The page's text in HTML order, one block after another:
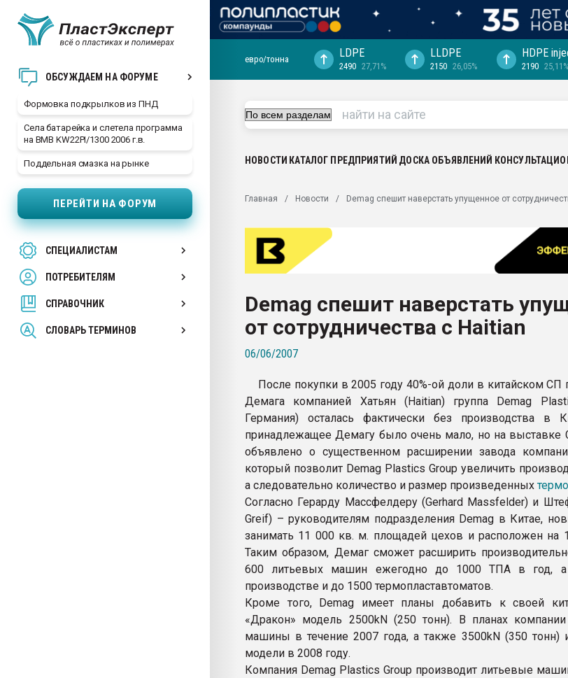
ОБСУЖДАЕМ НА ФОРУМЕ
Формовка подкрылков из ПНД
Села батарейка и слетела программа
на BMB KW22PI/1300 2006 г.в.
Поддельная смазка на рынке
ПЕРЕЙТИ НА ФОРУМ
СПЕЦИАЛИСТАМ
ПОТРЕБИТЕЛЯМ
СПРАВОЧНИК
СЛОВАРЬ ТЕРМИНОВ
29.07.2026 ФРП помог "Ижевскому
Вакуум-формовочные машины:
28.07.2026 Автоматизация выходит на
первый план в переработке
пластмасс
ситуацией на строительном рынке
Всё, что касается выдува ПЭТ
бутылок
ПЕРЕЙТИ НА ФОРУМ
евро/тонна LDPE
2490 27,71%
LLDPE
2150 26,05%
HDPE
2190 25,11%
НОВОСТИ КАТАЛОГ ПРЕДПРИЯТИЙ ДОСКА ОБЪЯВЛЕНИЙ
Главная Новости Demag спешит наверстать упущенное от
Demag спешит наверстать
от сотрудничества с Haitian
06/06/2007
После покупки в 2005 году 40%-ой доли в китайском
Демага компанией Хатьян (Haitian) группа Demag
Германия) осталась фактически без производства в
принадлежащее Демагу было очень мало, но на выставке
объявлено о существенном расширении завода
который позволит Demag Plastics Group увеличить
а следовательно количество и размер произведенных
Согласно Герарду Массфелдеру (Gerhard Massfelder) и
Greif) – руководителям подразделения Demag в Китае,
занимать 11 000 кв. м. площадей цехов и расположен на
Таким образом, Демаг сможет расширить
600 литьевых машин ежегодно до 1000 ТПА в год, а
производстве и до 1500 термопластавтоматов.
Кроме того, Demag имеет планы добавить к своей
«Дракон» модель 2500kN (250 тонн). В планах
машины в течение 2007 года, а также 3500kN (350 тонн)
модели в 2008 году.
Компания Demag Plastics Group производит литьевые